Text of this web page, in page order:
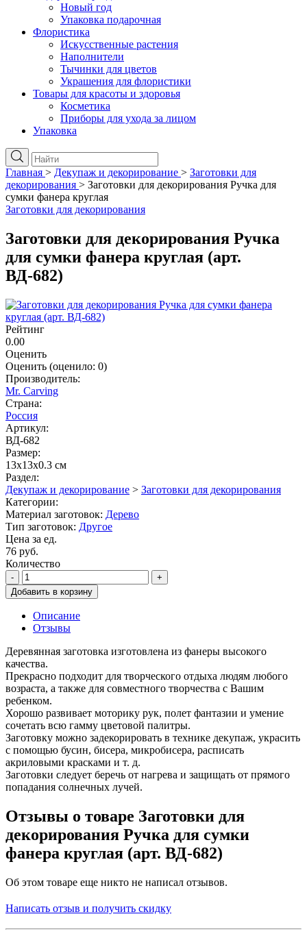
Новый год
Упаковка подарочная
Флористика
Искусственные растения
Наполнители
Тычинки для цветов
Украшения для флористики
Товары для красоты и здоровья
Косметика
Приборы для ухода за лицом
Упаковка
Главная > Декупаж и декорирование > Заготовки для
декорирования > Заготовки для декорирования Ручка для
сумки фанера круглая
Заготовки для декорирования
Заготовки для декорирования Ручка
для сумки фанера круглая (арт.
ВД-682)
Рейтинг
0.00
Оценить
Оценить (оценило: 0)
Производитель:
Mr. Carving
Страна:
Россия
Артикул:
ВД-682
Размер:
13x13x0.3 см
Раздел:
Декупаж и декорирование > Заготовки для декорирования
Категории:
Материал заготовок: Дерево
Тип заготовок: Другое
Цена за ед.
76 руб.
Количество
-
+
Добавить в корзину
Описание
Отзывы
Деревянная заготовка изготовлена из фанеры высокого
качества.
Прекрасно подходит для творческого отдыха людям любого
возраста, а также для совместного творчества с Вашим
ребенком.
Хорошо развивает моторику рук, полет фантазии и умение
сочетать всю гамму цветовой палитры.
Заготовку можно задекорировать в технике декупаж, украсить
с помощью бусин, бисера, микробисера, расписать
акриловыми красками и т. д.
Заготовки следует беречь от нагрева и защищать от прямого
попадания солнечных лучей.
Отзывы о товаре Заготовки для
декорирования Ручка для сумки
фанера круглая (арт. ВД-682)
Об этом товаре еще никто не написал отзывов.
Написать отзыв и получить скидку